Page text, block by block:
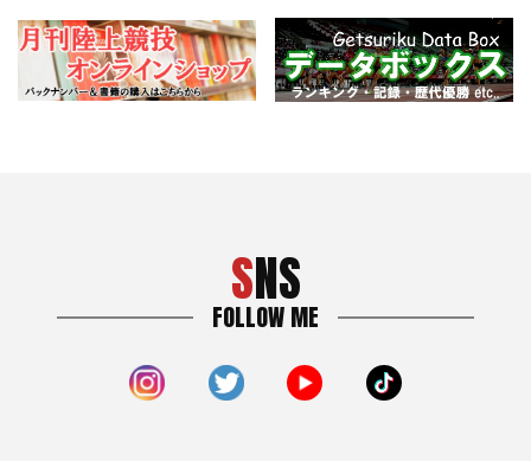
SNS
FOLLOW ME